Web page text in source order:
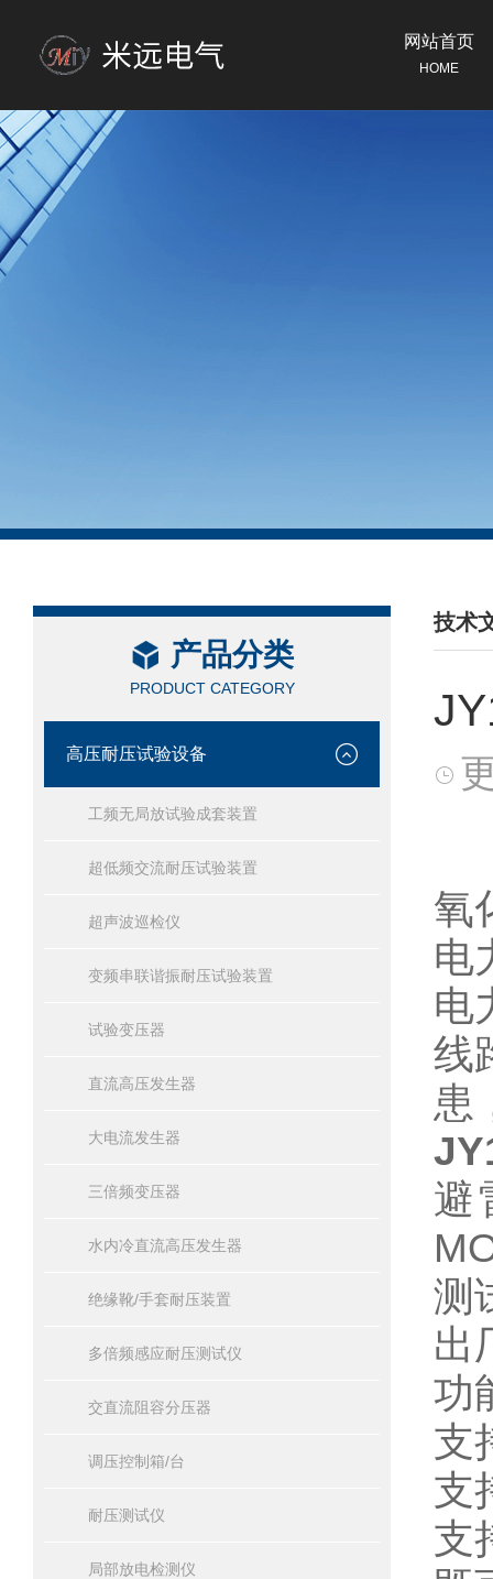
网站首页
HOME
产品分类
PRODUCT CATEGORY
高压耐压试验设备
工频无局放试验成套装置
超低频交流耐压试验装置
超声波巡检仪
变频串联谐振耐压试验装置
试验变压器
直流高压发生器
大电流发生器
三倍频变压器
水内冷直流高压发生器
绝缘靴/手套耐压装置
多倍频感应耐压测试仪
交直流阻容分压器
调压控制箱/台
耐压测试仪
局部放电检测仪
技术
/
氧
电
电
线
患
避
测
出
功
支
支
支